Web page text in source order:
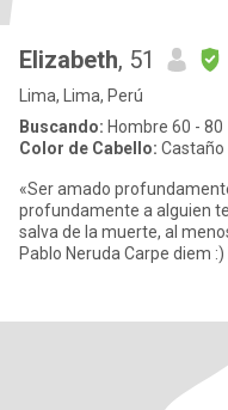
Elizabeth, 51
Lima, Lima, Perú
Buscando: Hombre 60 - 80
Color de Cabello: Castaño
«Ser amado
profundamente a alguien te da
salva de la muerte, al
Pablo Neruda